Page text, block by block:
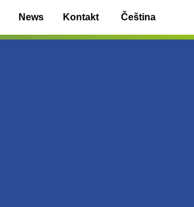
News Kontakt Čeština